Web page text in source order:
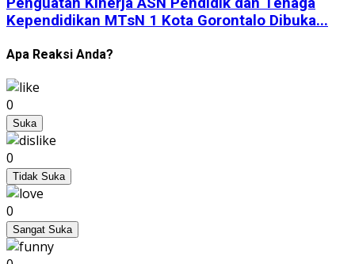
Kependidikan MTsN 1 Kota Gorontalo Dibuka...
Apa Reaksi Anda?
0
Suka
0
Tidak Suka
0
Sangat Suka